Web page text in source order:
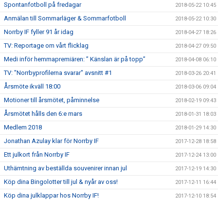
Spontanfotboll på fredagar 2018-05-22 10:45
Anmälan till Sommarläger & Sommarfotboll 2018-05-22 10:30
Norrby IF fyller 91 år idag 2018-04-27 18:26
TV: Reportage om vårt flicklag 2018-04-27 09:50
Medi inför hemmapremiären: ” Känslan är på topp” 2018-04-08 06:10
TV: "Norrbyprofilerna svarar" avsnitt #1 2018-03-26 20:41
Årsmöte ikväll 18:00 2018-03-06 09:04
Motioner till årsmötet, påminnelse 2018-02-19 09:43
Årsmötet hålls den 6:e mars 2018-01-31 18:03
Medlem 2018 2018-01-29 14:30
Jonathan Azulay klar för Norrby IF 2017-12-28 18:58
Ett julkort från Norrby IF 2017-12-24 13:00
Uthämtning av beställda souvenirer innan jul 2017-12-19 14:30
Köp dina Bingolotter till jul & nyår av oss! 2017-12-11 16:44
Köp dina julklappar hos Norrby IF! 2017-12-10 18:54